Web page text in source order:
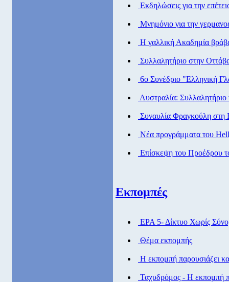
Εκδηλώσεις για την
Μνημόνιο για την
Η γαλλική Ακαδημία
Συλλαλητήριο στην
6ο Συνέδριο "Ελληνική
Αυστραλία: Συλλαλητήριο
Συναυλία Φραγκούλη στη
Νέα προγράμματα του
Επίσκεψη του Προέδρου
Εκπομπές
ΕΡΑ 5- Δίκτυο Χωρίς
Θέμα εκπομπής
Η εκπομπή παρουσιάζει
Ταχυδρόμος - Η εκπομπή